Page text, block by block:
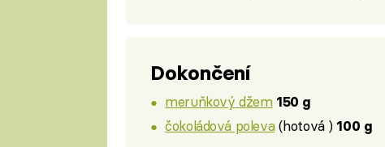
Dokončení
meruňkový džem 150 g
čokoládová poleva(hotová ) 100 g